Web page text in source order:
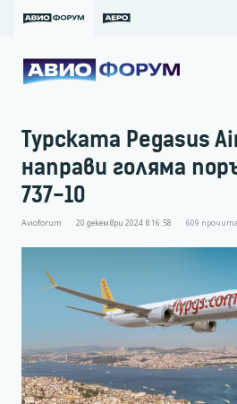
Турската Pegasus
направи голяма
737-10
Avioforum 20 декември 2024 в 16:58 609